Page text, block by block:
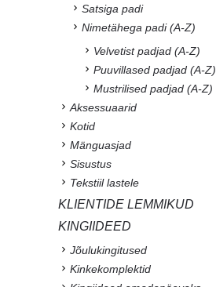
Satsiga padi
Nimetähega padi (A-Z)
Velvetist padjad (A-Z)
Puuvillased padjad (A-Z)
Mustrilised padjad (A-Z)
Aksessuaarid
Kotid
Mänguasjad
Sisustus
Tekstiil lastele
KLIENTIDE LEMMIKUD
KINGIIDEED
Jõulukingitused
Kinkekomplektid